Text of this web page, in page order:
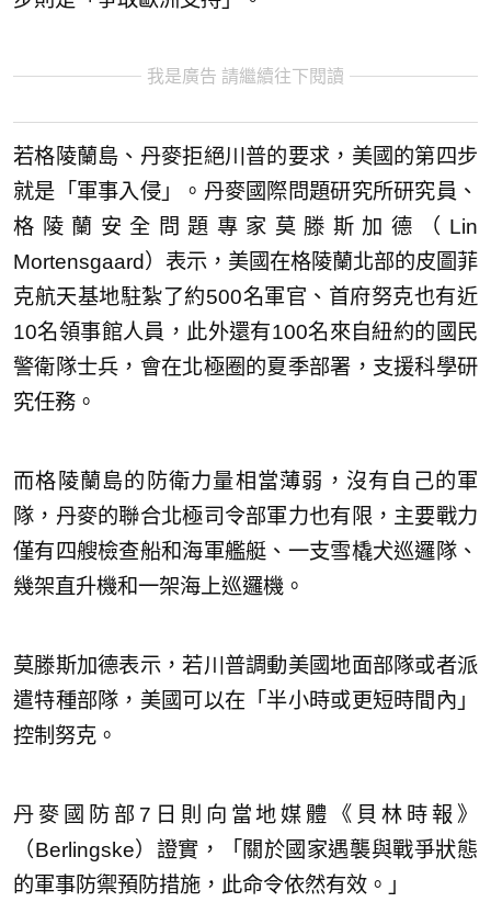
我是廣告 請繼續往下閱讀
若格陵蘭島、丹麥拒絕川普的要求，美國的第四步
就是「軍事入侵」。丹麥國際問題研究所研究員、
格陵蘭安全問題專家莫滕斯加德（Lin
Mortensgaard）表示，美國在格陵蘭北部的皮圖菲
克航天基地駐紮了約500名軍官、首府努克也有近
10名領事館人員，此外還有100名來自紐約的國民
警衛隊士兵，會在北極圈的夏季部署，支援科學研
究任務。
而格陵蘭島的防衛力量相當薄弱，沒有自己的軍
隊，丹麥的聯合北極司令部軍力也有限，主要戰力
僅有四艘檢查船和海軍艦艇、一支雪橇犬巡邏隊、
幾架直升機和一架海上巡邏機。
莫滕斯加德表示，若川普調動美國地面部隊或者派
遣特種部隊，美國可以在「半小時或更短時間內」
控制努克。
丹麥國防部7日則向當地媒體《貝林時報》
（Berlingske）證實，「關於國家遇襲與戰爭狀態
的軍事防禦預防措施，此命令依然有效。」